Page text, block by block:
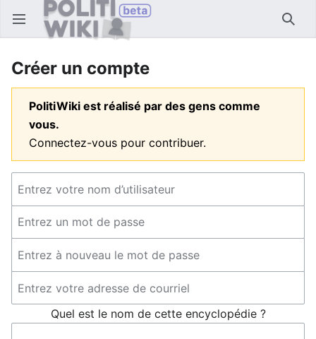
Ouvrir le menu principal
Créer un compte
PolitiWiki est réalisé par des gens comme
vous.
Connectez-vous pour contribuer.
Quel est le nom de cette encyclopédie ?